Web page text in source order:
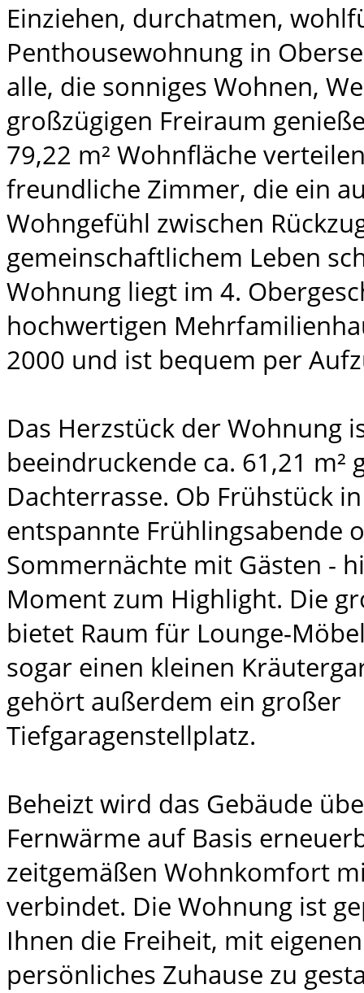
Einziehen, durchatmen,
Penthousewohnung in
alle, die sonniges Wohnen,
großzügigen Freiraum
79,22 m² Wohnfläche
freundliche Zimmer, die ein
Wohngefühl zwischen
gemeinschaftlichem Leben
Wohnung liegt im 4.
hochwertigen
2000 und ist bequem per
Das Herzstück der Wohnung
beeindruckende ca. 61,21 m²
Dachterrasse. Ob Frühstück
entspannte Frühlingsabende
Sommernächte mit Gästen -
Moment zum Highlight. Die
bietet Raum für Lounge-
sogar einen kleinen
gehört außerdem ein großer
Tiefgaragenstellplatz.
Beheizt wird das Gebäude
Fernwärme auf Basis
zeitgemäßen Wohnkomfort
verbindet. Die Wohnung ist
Ihnen die Freiheit, mit
persönliches Zuhause zu